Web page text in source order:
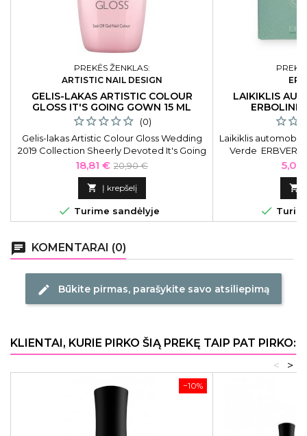
PREKĖS ŽENKLAS:
ARTISTIC NAIL DESIGN
GELIS-LAKAS ARTISTIC COLOUR
GLOSS IT'S GOING GOWN 15 ML
(0)
Gelis-lakas Artistic Colour Gloss Wedding
2019 Collection Sheerly Devoted It's Going
Gown ART2700226, 15 ml
Kaina
18,81 € Bazinė
kaina
20,90 €
 Į krepšelį
 Turime sandėlyje
LAIKIKLIS
Laikiklis
Verde
kuriam kvapui
„Amber“,
5,02


chat KOMENTARAI (0)
edit Būkite pirmas, parašykite savo atsiliepimą
KLIENTAI, KURIE PIRKO ŠIĄ PREKĘ TAIP PAT PIRKO:
>
<
−10%